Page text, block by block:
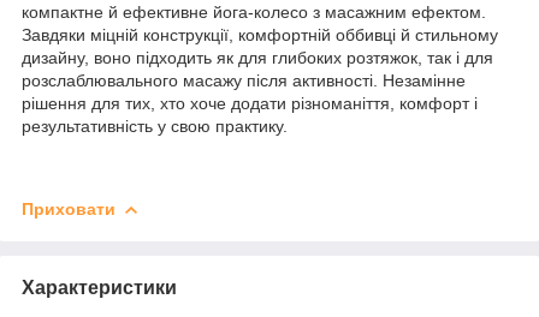
компактне й ефективне йога-колесо з масажним ефектом.
Завдяки міцній конструкції, комфортній оббивці й стильному
дизайну, воно підходить як для глибоких розтяжок, так і для
розслаблювального масажу після активності. Незамінне
рішення для тих, хто хоче додати різноманіття, комфорт і
результативність у свою практику.
Приховати
Характеристики